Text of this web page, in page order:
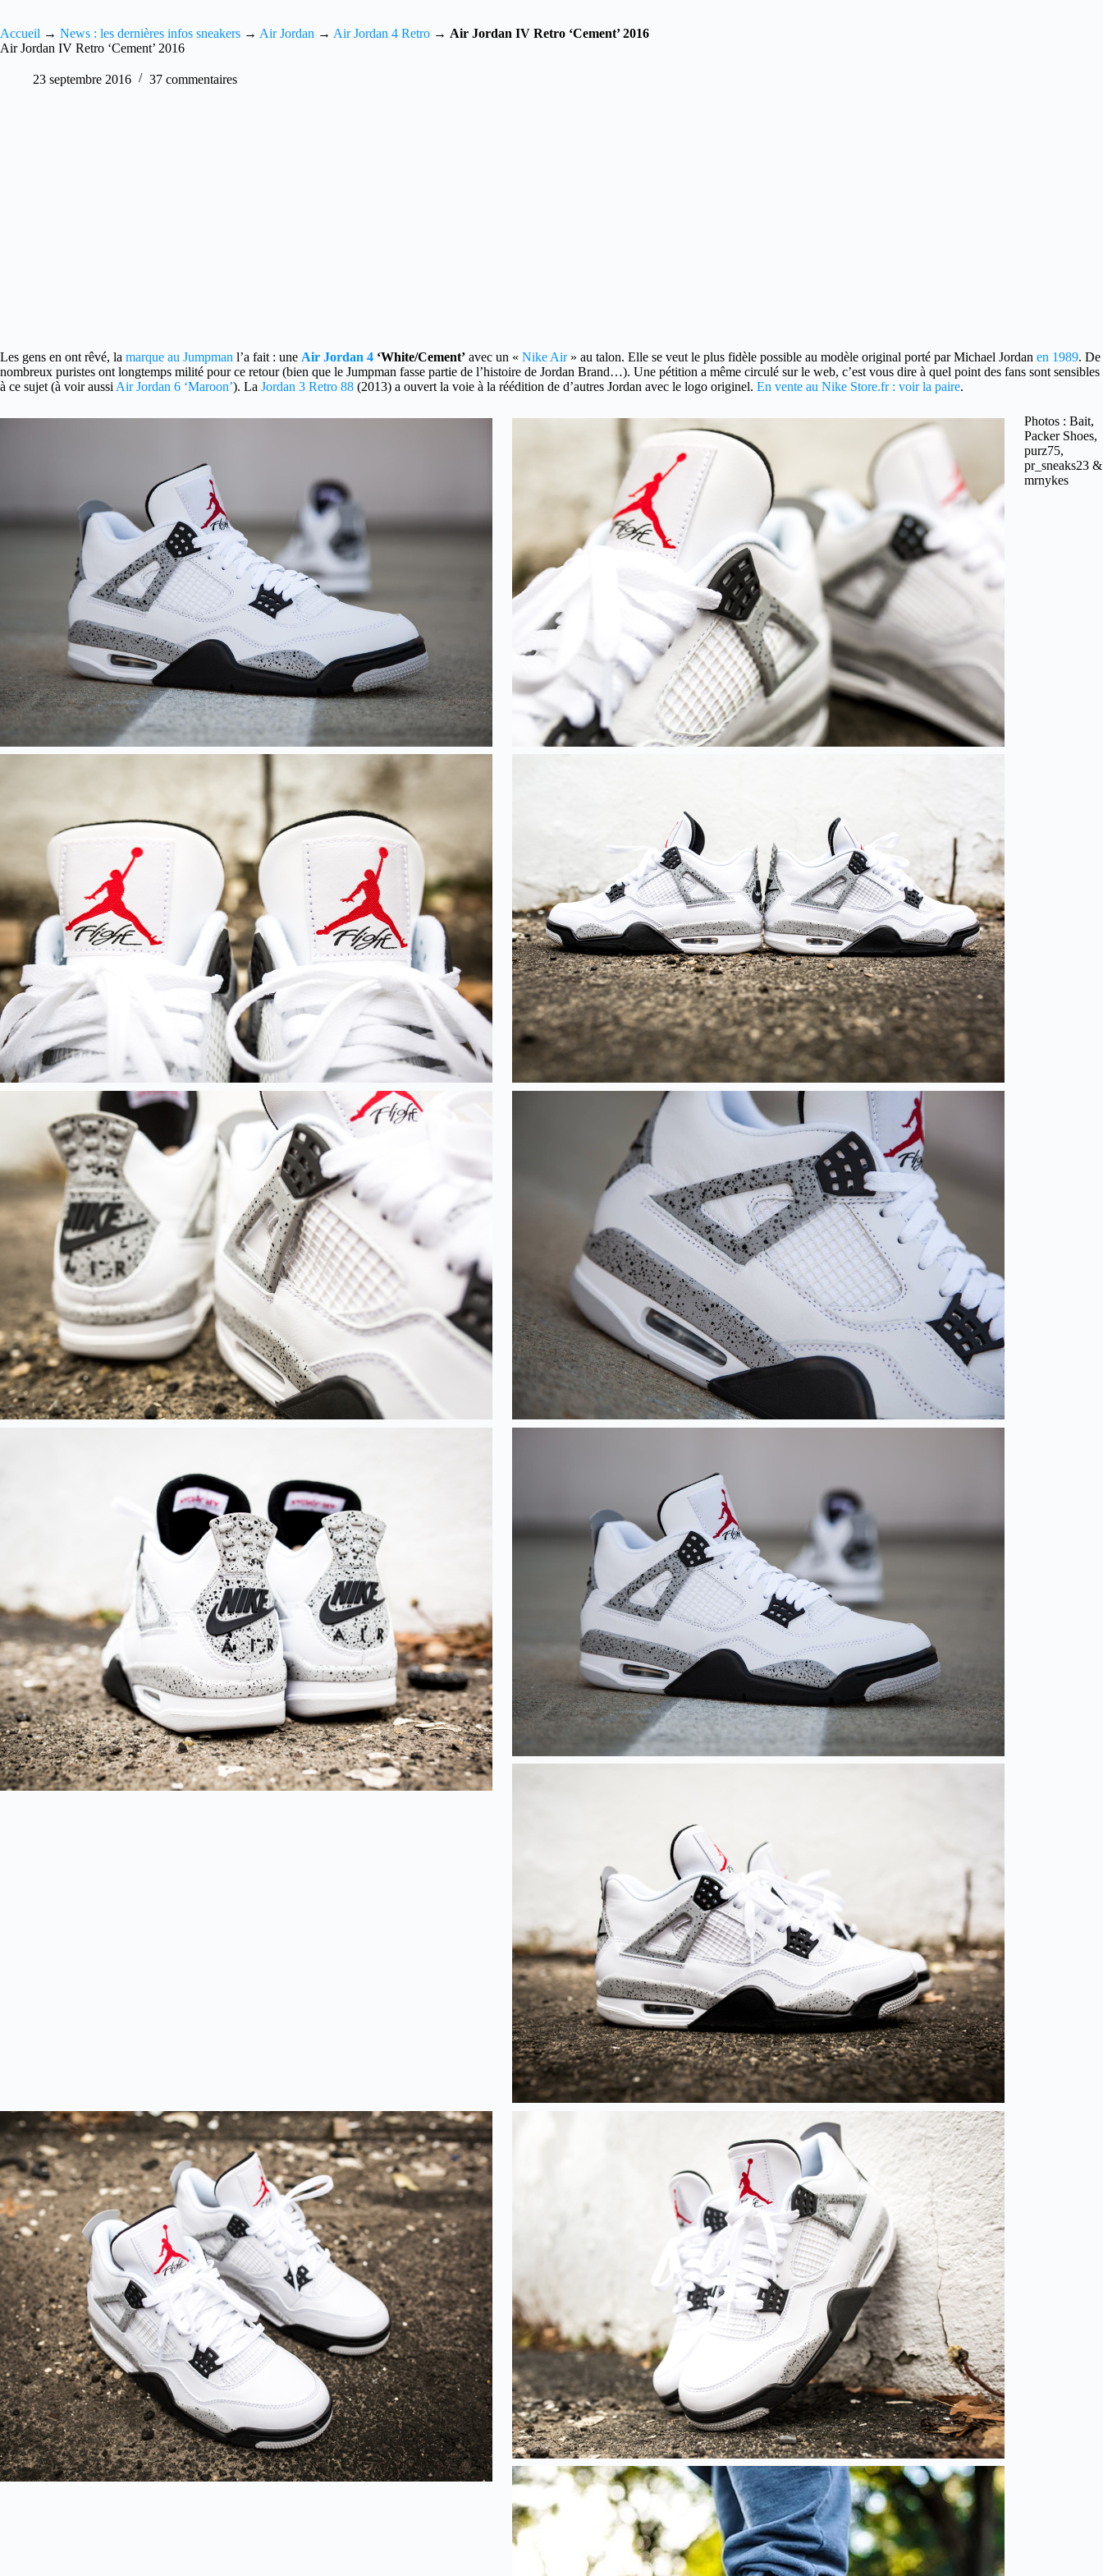
Accueil → News : les dernières infos sneakers → Air Jordan → Air Jordan 4 Retro → Air Jordan IV Retro ‘Cement’ 2016
Air Jordan IV Retro ‘Cement’ 2016
23 septembre 2016 37 commentaires
Les gens en ont rêvé, la marque au Jumpman l’a fait : une Air Jordan 4 ‘White/Cement’ avec un « Nike Air» au talon. Elle se veut le plus fidèle possible au modèle original porté par Michael Jordan en 1989. De
nombreux puristes ont longtemps milité pour ce retour (bien que le Jumpman fasse partie de l’histoire de Jordan Brand…). Une pétition a même circulé sur le web, c’est vous dire à quel point des fans sont sensibles
à ce sujet (à voir aussi Air Jordan 6 ‘Maroon’). La Jordan 3 Retro 88 (2013) a ouvert la voie à la réédition de d’autres Jordan avec le logo originel. En vente au Nike Store.fr : voir la paire.
Photos : Bait,
Packer Shoes,
purz75,
pr_sneaks23 &
mrnykes